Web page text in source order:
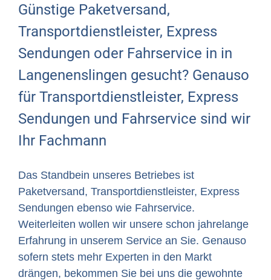
Günstige Paketversand,
Transportdienstleister, Express
Sendungen oder Fahrservice in in
Langenenslingen gesucht? Genauso
für Transportdienstleister, Express
Sendungen und Fahrservice sind wir
Ihr Fachmann
Das Standbein unseres Betriebes ist
Paketversand, Transportdienstleister, Express
Sendungen ebenso wie Fahrservice.
Weiterleiten wollen wir unsere schon jahrelange
Erfahrung in unserem Service an Sie. Genauso
sofern stets mehr Experten in den Markt
drängen, bekommen Sie bei uns die gewohnte